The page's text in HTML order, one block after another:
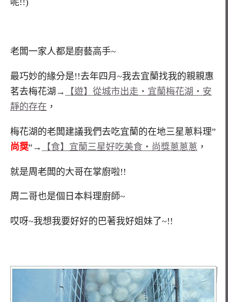
老闆一家人都是廚藝高手~
最巧妙的緣分是!!去年四月~我去宜蘭找我的親親惠
茗去梅花湖→
【遊】從城市出走‧宜蘭梅花湖‧安
靜的存在 ，
梅花湖的老闆建議我們去吃宜蘭的在地三星蔥料理”
尚奨“→ 【食】宜蘭三星好吃美食‧尚獎蔥蔥蔥 ，
就是周老闆的大哥在掌廚啦!!
周二哥也是個日本料理廚師~
哎呀~我想我要好好的巴著我好姐妹了~!!